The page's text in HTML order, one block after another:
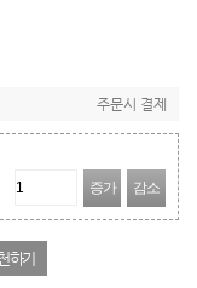
주문시 결제
증가
감소
하기